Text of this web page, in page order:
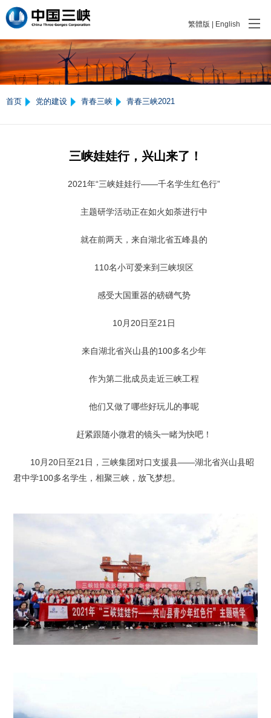
繁體版 English
首页 党的建设 青春三峡 青春三峡2021
三峡娃娃行，兴山来了！
2021年“三峡娃娃行——千名学生红色行”
主题研学活动正在如火如荼进行中
就在前两天，来自湖北省五峰县的
110名小可爱来到三峡坝区
感受大国重器的磅礴气势
10月20日至21日
来自湖北省兴山县的100多名少年
作为第二批成员走近三峡工程
他们又做了哪些好玩儿的事呢
赶紧跟随小微君的镜头一睹为快吧！
10月20日至21日，三峡集团对口支援县——湖北省兴山县昭
君中学100多名学生，相聚三峡，放飞梦想。